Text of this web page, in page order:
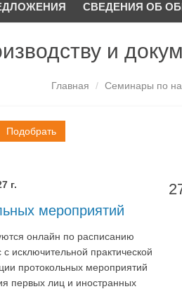
СВЕДЕНИЯ ОБ
и
Главная / Семинары по
Подобрать
г.
мероприятий
онлайн по расписанию
исключительной практической
протокольных мероприятий
первых лиц и иностранных